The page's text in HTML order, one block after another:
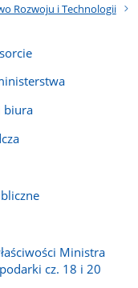
Rozwoju i Technologii
biura
Ministra
cz. 18 i 20